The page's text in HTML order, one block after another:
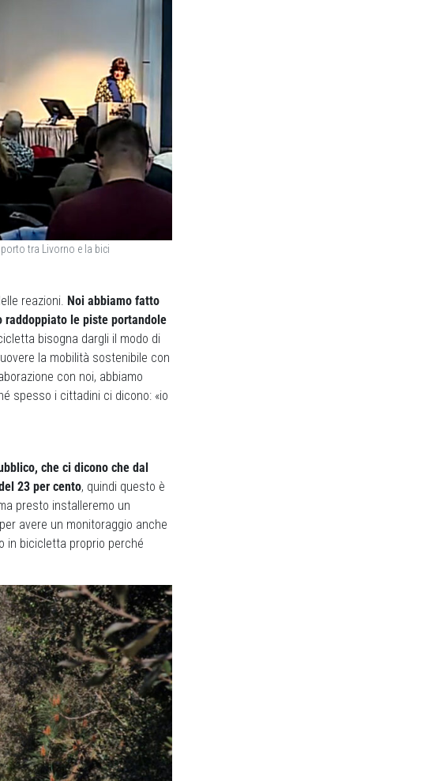
tra Livorno e la bici
reazioni. Noi abbiamo fatto
le piste portandole
bisogna dargli il modo di
la mobilità sostenibile con
con noi, abbiamo
spesso i cittadini ci dicono: «io
che ci dicono che dal
23 per cento, quindi questo è
presto installeremo un
avere un monitoraggio anche
in bicicletta proprio perché